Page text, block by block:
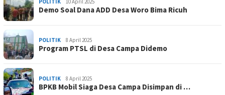
POLITIK 10 April 2025
Demo Soal Dana ADD Desa Woro Bima Ricuh
POLITIK 8 April 2025
Program PTSL di Desa Campa Didemo
POLITIK 8 April 2025
BPKB Mobil Siaga Desa Campa Disimpan di …